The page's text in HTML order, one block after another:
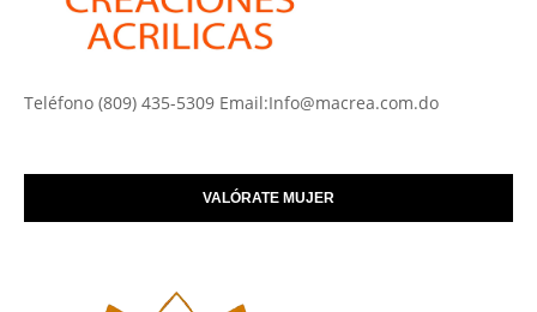
Teléfono (809) 435-5309 Email:Info@macrea.com.do
VALÓRATE MUJER